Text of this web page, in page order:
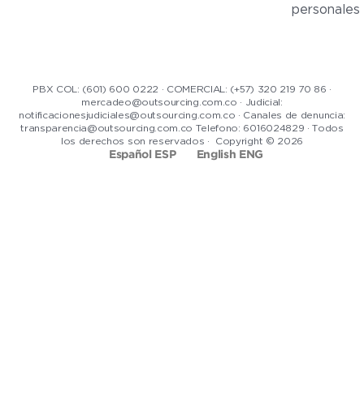
personales
PBX COL: (601) 600 0222 · COMERCIAL: (+57) 320 219 70 86 ·
mercadeo@outsourcing.com.co · Judicial:
notificacionesjudiciales@outsourcing.com.co · Canales de denuncia:
transparencia@outsourcing.com.co Telefono: 6016024829 · Todos
los derechos son reservados · Copyright © 2026
Español ESP English ENG